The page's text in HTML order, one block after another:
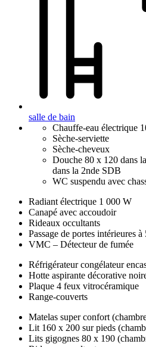
salle de bain
Chauffe-eau électrique
Sèche-serviette
Sèche-cheveux
Douche 80 x 120 dans
dans la 2nde SDB
WC suspendu avec
Radiant électrique 1 000 W
Canapé avec accoudoir
Rideaux occultants
Passage de portes intérieures à
VMC – Détecteur de fumée
Réfrigérateur congélateur
Hotte aspirante décorative
Plaque 4 feux vitrocéramique
Range-couverts
Matelas super confort
Lit 160 x 200 sur pieds
Lits gigognes 80 x 190